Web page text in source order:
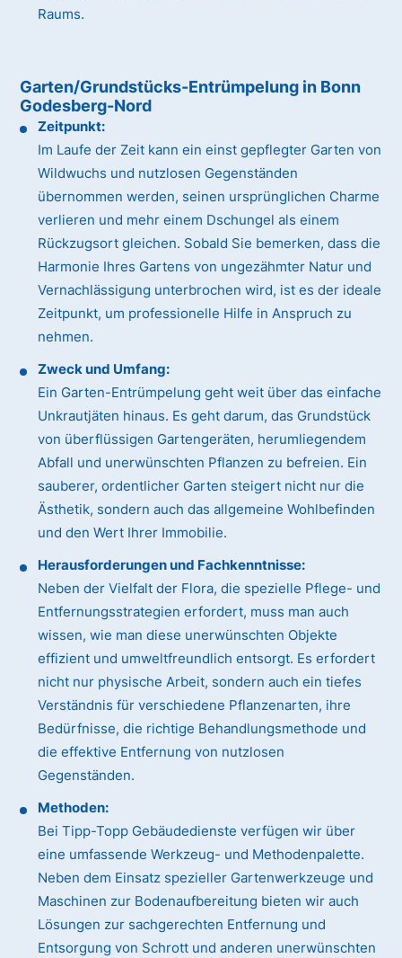
Raums.
Garten/Grundstücks-Entrümpelung in Bonn
Godesberg-Nord
Zeitpunkt:
Im Laufe der Zeit kann ein einst gepflegter Garten von
Wildwuchs und nutzlosen Gegenständen
übernommen werden, seinen ursprünglichen Charme
verlieren und mehr einem Dschungel als einem
Rückzugsort gleichen. Sobald Sie bemerken, dass die
Harmonie Ihres Gartens von ungezähmter Natur und
Vernachlässigung unterbrochen wird, ist es der ideale
Zeitpunkt, um professionelle Hilfe in Anspruch zu
nehmen.
Zweck und Umfang:
Ein Garten-Entrümpelung geht weit über das einfache
Unkrautjäten hinaus. Es geht darum, das Grundstück
von überflüssigen Gartengeräten, herumliegendem
Abfall und unerwünschten Pflanzen zu befreien. Ein
sauberer, ordentlicher Garten steigert nicht nur die
Ästhetik, sondern auch das allgemeine Wohlbefinden
und den Wert Ihrer Immobilie.
Herausforderungen und Fachkenntnisse:
Neben der Vielfalt der Flora, die spezielle Pflege- und
Entfernungsstrategien erfordert, muss man auch
wissen, wie man diese unerwünschten Objekte
effizient und umweltfreundlich entsorgt. Es erfordert
nicht nur physische Arbeit, sondern auch ein tiefes
Verständnis für verschiedene Pflanzenarten, ihre
Bedürfnisse, die richtige Behandlungsmethode und
die effektive Entfernung von nutzlosen
Gegenständen.
Methoden:
Bei Tipp-Topp Gebäudedienste verfügen wir über
eine umfassende Werkzeug- und Methodenpalette.
Neben dem Einsatz spezieller Gartenwerkzeuge und
Maschinen zur Bodenaufbereitung bieten wir auch
Lösungen zur sachgerechten Entfernung und
Entsorgung von Schrott und anderen unerwünschten